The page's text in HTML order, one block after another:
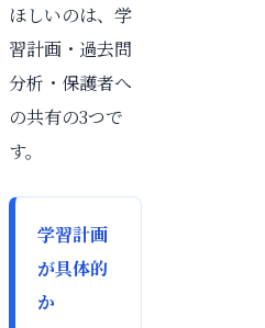
ほしいのは、学
習計画・過去問
分析・保護者へ
の共有の3つで
す。
学習計画
が具体的
か